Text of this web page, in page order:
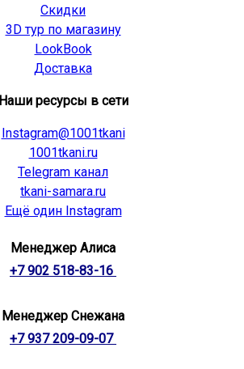
Скидки
3D тур по магазину
LookBook
Доставка
Наши ресурсы в сети
Instagram@1001tkani
1001tkani.ru
Telegram канал
tkani-samara.ru
Ещё один Instagram
Менеджер Алиса
+7 902 518-83-16
Менеджер Снежана
+7 937 209-09-07